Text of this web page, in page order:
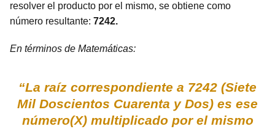
resolver el producto por el mismo, se obtiene como
número resultante: 7242.
En términos de Matemáticas:
“La raíz correspondiente a 7242 (Siete
Mil Doscientos Cuarenta y Dos) es ese
número(X) multiplicado por el mismo